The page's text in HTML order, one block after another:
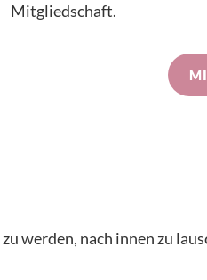
Mitgliedschaft.
werden, nach innen zu